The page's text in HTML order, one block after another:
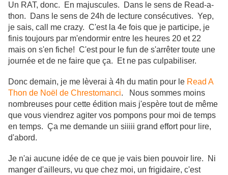
Un RAT, donc. En majuscules. Dans le sens de Read-a-
thon. Dans le sens de 24h de lecture consécutives. Yep,
je sais, call me crazy. C'est la 4e fois que je participe, je
finis toujours par m'endormir entre les heures 20 et 22
mais on s'en fiche! C'est pour le fun de s'arrêter toute une
journée et de ne faire que ça. Et ne pas culpabiliser.
Donc demain, je me lèverai à 4h du matin pour le Read A
Thon de Noël de Chrestomanci. Nous sommes moins
nombreuses pour cette édition mais j'espère tout de même
que vous viendrez agiter vos pompons pour moi de temps
en temps. Ça me demande un siiiii grand effort pour lire,
d'abord.
Je n'ai aucune idée de ce que je vais bien pouvoir lire. Ni
manger d'ailleurs, vu que chez moi, un frigidaire, c'est